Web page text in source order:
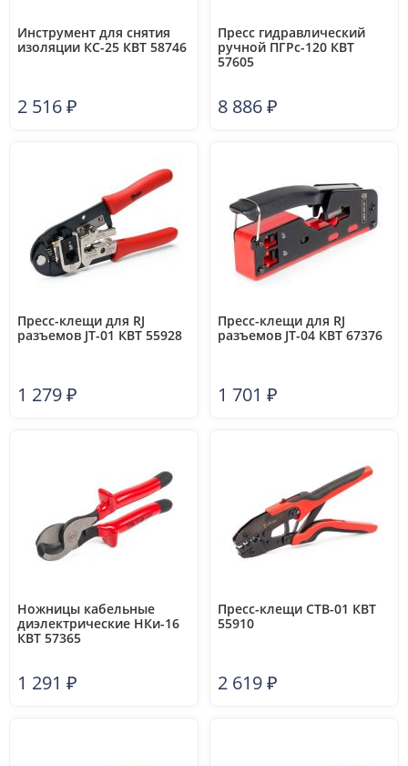
Инструмент для снятия
изоляции КС-25 КВТ 58746
2 516₽
Пресс гидравлический
ручной ПГРс-120 КВТ
57605
8 886₽
Пресс-клещи для RJ
разъемов JT-01 КВТ 55928
1 279₽
Пресс-клещи для RJ
разъемов JT-04 КВТ 67376
1 701 ₽
Ножницы кабельные
диэлектрические НКи-16
КВТ 57365
1 291 ₽
Пресс-клещи CTB-01 КВТ
55910
2 619₽